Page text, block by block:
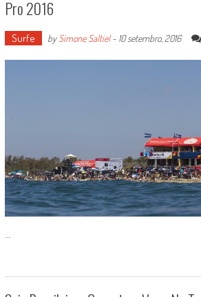
Pro 2016
Surfe bySimone Saltiel- 10 setembro, 2016
...